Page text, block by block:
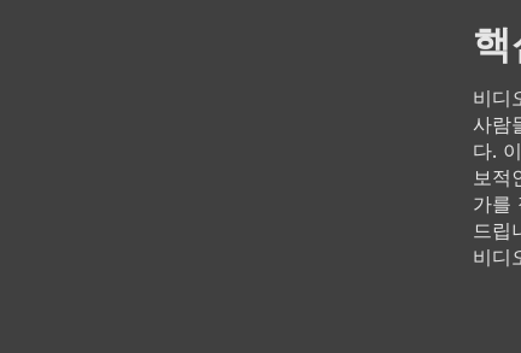
핵
비디
사람
다.
보적
가를
드립
비디